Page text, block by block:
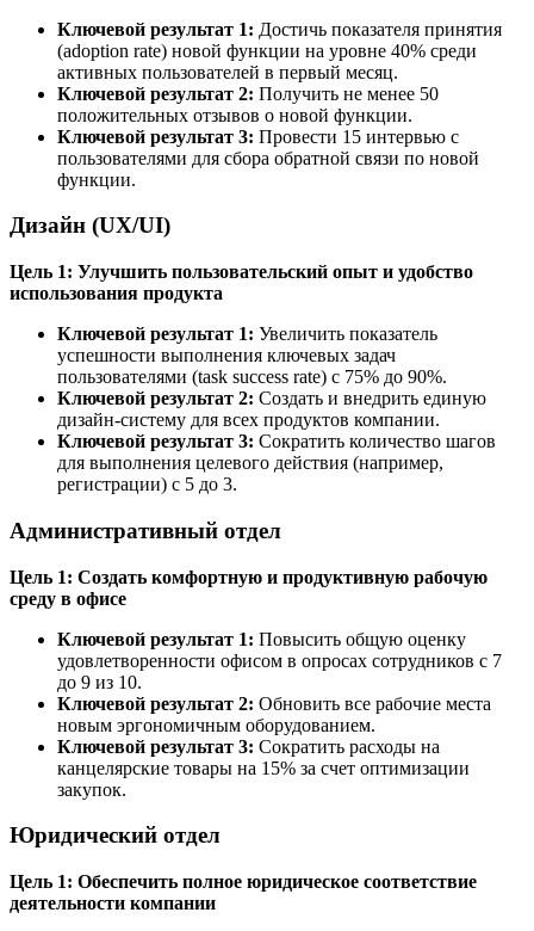
Ключевой результат 1: Достичь показателя принятия
(adoption rate) новой функции на уровне 40% среди
активных пользователей в первый месяц.
Ключевой результат 2: Получить не менее 50
положительных отзывов о новой функции.
Ключевой результат 3: Провести 15 интервью с
пользователями для сбора обратной связи по новой
функции.
Дизайн (UX/UI)
Цель 1: Улучшить пользовательский опыт и удобство
использования продукта
Ключевой результат 1: Увеличить показатель
успешности выполнения ключевых задач
пользователями (task success rate) с 75% до 90%.
Ключевой результат 2: Создать и внедрить единую
дизайн-систему для всех продуктов компании.
Ключевой результат 3: Сократить количество шагов
для выполнения целевого действия (например,
регистрации) с 5 до 3.
Административный отдел
Цель 1: Создать комфортную и продуктивную рабочую
среду в офисе
Ключевой результат 1: Повысить общую оценку
удовлетворенности офисом в опросах сотрудников с 7
до 9 из 10.
Ключевой результат 2: Обновить все рабочие места
новым эргономичным оборудованием.
Ключевой результат 3: Сократить расходы на
канцелярские товары на 15% за счет оптимизации
закупок.
Юридический отдел
Цель 1: Обеспечить полное юридическое соответствие
деятельности компании